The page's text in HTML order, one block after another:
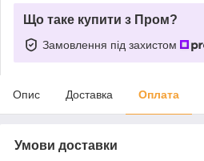
Що таке купити з Пром?
Замовлення під захистом
Опис Доставка Оплата
Умови доставки